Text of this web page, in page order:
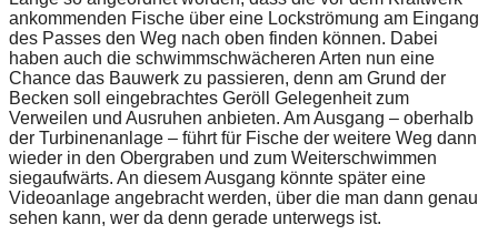
ankommenden Fische über eine Lockströmung am Eingang
des Passes den Weg nach oben finden können. Dabei
haben auch die schwimmschwächeren Arten nun eine
Chance das Bauwerk zu passieren, denn am Grund der
Becken soll eingebrachtes Geröll Gelegenheit zum
Verweilen und Ausruhen anbieten. Am Ausgang – oberhalb
der Turbinenanlage – führt für Fische der weitere Weg dann
wieder in den Obergraben und zum Weiterschwimmen
siegaufwärts. An diesem Ausgang könnte später eine
Videoanlage angebracht werden, über die man dann genau
sehen kann, wer da denn gerade unterwegs ist.